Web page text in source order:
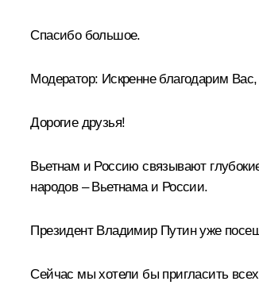
Спасибо большое.
Модератор: Искренне благодарим
Дорогие друзья!
Вьетнам и Россию связывают
народов – Вьетнама и России.
Президент Владимир Путин уже
Сейчас мы хотели бы пригласить